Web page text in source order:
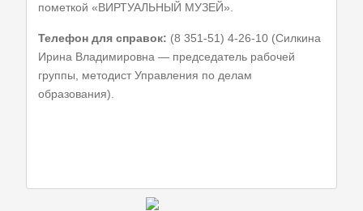
пометкой «ВИРТУАЛЬНЫЙ МУЗЕЙ».
Телефон для справок: (8 351-51) 4-26-10 (Силкина
Ирина Владимировна — председатель рабочей
группы, методист Управления по делам
образования).